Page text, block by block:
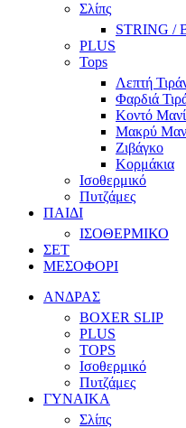
Σλίπς
STRING /
PLUS
Tops
Λεπτή
Φαρδιά
Κοντό
Μακρύ
Ζιβάγκο
Κορμάκια
Ισοθερμικό
Πυτζάμες
ΠΑΙΔΙ
ΙΣΟΘΕΡΜΙΚΟ
ΣΕΤ
ΜΕΣΟΦΟΡΙ
ΑΝΔΡΑΣ
BOXER SLIP
PLUS
TOPS
Ισοθερμικό
Πυτζάμες
ΓΥΝΑΙΚΑ
Σλίπς